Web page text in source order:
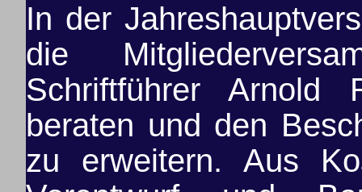
In der
die
Schriftführer Arnold
beraten und den
zu erweitern. Aus